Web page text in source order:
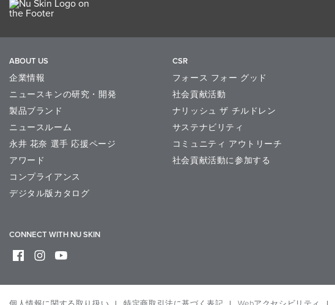
ABOUT US
企業情報
ニュースキンの研究・開発
製品ブランド
ニュースルーム
永井 花奈 選手 応援ページ
アワード
コンプライアンス
デジタル版カタログ
CSR
フォース フォー グッド
社会貢献活動
ナリッシュ ザ チルドレン
サステナビリティ
コミュニティ アウトリーチ
社会貢献活動に参加する
CONNECT WITH NU SKIN